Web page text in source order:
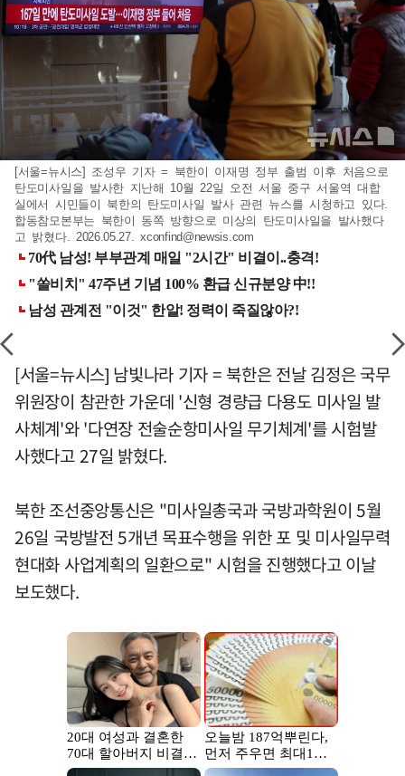
[서울=뉴시스] 조성우 기자 = 북한이 이재명 정부 출범 이후 처음으로
탄도미사일을 발사한 지난해 10월 22일 오전 서울 중구 서울역 대합
실에서 시민들이 북한의 탄도미사일 발사 관련 뉴스를 시청하고 있다.
합동참모본부는 북한이 동쪽 방향으로 미상의 탄도미사일을 발사했다
고 밝혔다. 2026.05.27.xconfind@newsis.com
[서울=뉴시스] 남빛나라 기자 = 북한은 전날 김정은 국무
위원장이 참관한 가운데 '신형 경량급 다용도 미사일 발
사체계'와 '다연장 전술순항미사일 무기체계'를 시험발
사했다고 27일 밝혔다.
북한 조선중앙통신은 "미사일총국과 국방과학원이 5월
26일 국방발전 5개년 목표수행을 위한 포 및 미사일무력
현대화 사업계획의 일환으로" 시험을 진행했다고 이날
보도했다.